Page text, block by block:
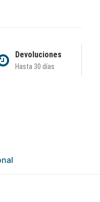
Devoluciones
Hasta 30 días